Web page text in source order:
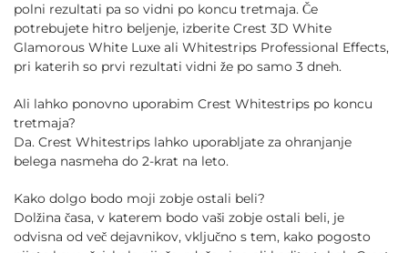
polni rezultati pa so vidni po koncu tretmaja. Če
potrebujete hitro beljenje, izberite Crest 3D White
Glamorous White Luxe ali Whitestrips Professional Effects,
pri katerih so prvi rezultati vidni že po samo 3 dneh.
Ali lahko ponovno uporabim Crest Whitestrips po koncu
tretmaja?
Da. Crest Whitestrips lahko uporabljate za ohranjanje
belega nasmeha do 2-krat na leto.
Kako dolgo bodo moji zobje ostali beli?
Dolžina časa, v katerem bodo vaši zobje ostali beli, je
odvisna od več dejavnikov, vključno s tem, kako pogosto